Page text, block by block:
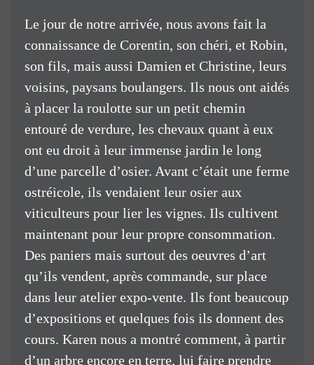
Le jour de notre arrivée, nous avons fait la
connaissance de Corentin, son chéri, et Robin,
son fils, mais aussi Damien et Christine, leurs
voisins, paysans boulangers. Ils nous ont aidés
à placer la roulotte sur un petit chemin
entouré de verdure, les chevaux quant à eux
ont eu droit à leur immense jardin le long
d’une parcelle d’osier. Avant c’était une ferme
ostréicole, ils vendaient leur osier aux
viticulteurs pour lier les vignes. Ils cultivent
maintenant pour leur propre consommation.
Des paniers mais surtout des oeuvres d’art
qu’ils vendent, après commande, sur place
dans leur atelier expo-vente. Ils font beaucoup
d’expositions et quelques fois ils donnent des
cours. Karen nous a montré comment, à partir
d’un arbre encore en terre, lui faire prendre